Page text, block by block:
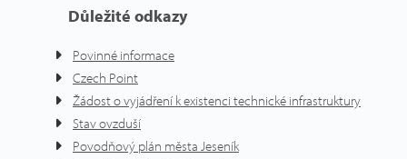
Důležité odkazy
Povinné informace
Czech Point
Žádost o vyjádření k existenci technické infrastruktury
Stav ovzduší
Povodňový plán města Jeseník